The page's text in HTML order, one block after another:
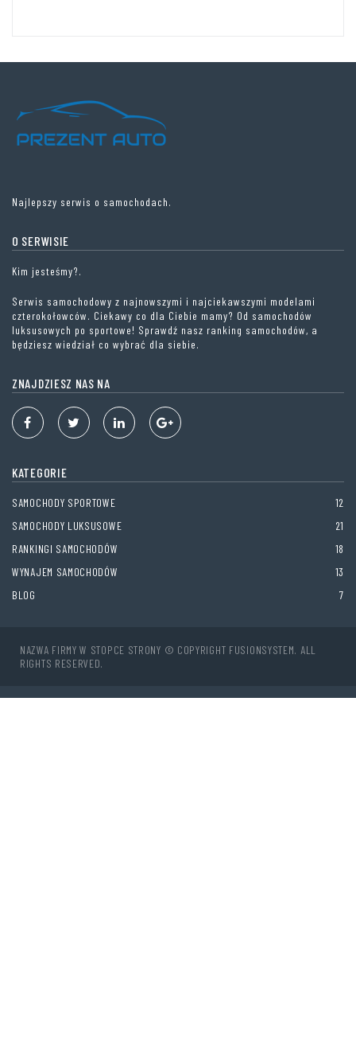
Najlepszy serwis o samochodach.
O SERWISIE
Kim jesteśmy?.
Serwis samochodowy z najnowszymi i najciekawszymi modelami
czterokołowców. Ciekawy co dla Ciebie mamy? Od samochodów
luksusowych po sportowe! Sprawdź nasz ranking samochodów, a
będziesz wiedział co wybrać dla siebie.
ZNAJDZIESZ NAS NA
KATEGORIE
SAMOCHODY SPORTOWE
12
SAMOCHODY LUKSUSOWE
21
RANKINGI SAMOCHODÓW
18
WYNAJEM SAMOCHODÓW
13
BLOG
7
NAZWA FIRMY W STOPCE STRONY © COPYRIGHT FUSIONSYSTEM. ALL
RIGHTS RESERVED.